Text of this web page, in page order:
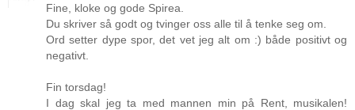
Fine, kloke og gode Spirea.
Du skriver så godt og tvinger oss alle til å tenke seg om.
Ord setter dype spor, det vet jeg alt om :) både positivt og
negativt.
Fin torsdag!
I dag skal jeg ta med mannen min på Rent, musikalen!